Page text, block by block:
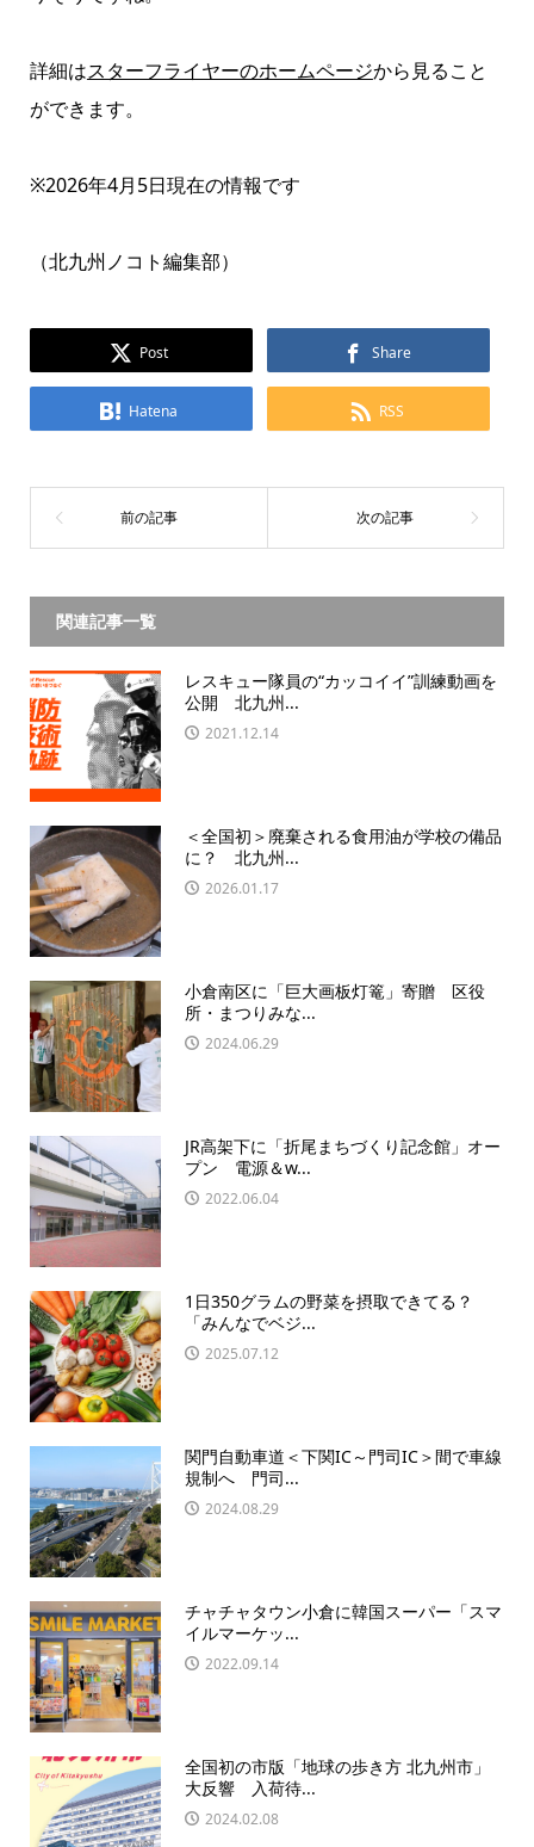
詳細はスターフライヤーのホームページから見ること
ができます。
※2026年4月5日現在の情報です
（北九州ノコト編集部）
Post Share
Hatena RSS
関連記事一覧
レスキュー隊員の“カッコイイ”訓練動画を
公開 北九州...
2021.12.14
＜全国初＞廃棄される食用油が学校の備品
に？ 北九州...
2026.01.17
小倉南区に「巨大画板灯篭」寄贈 区役
所・まつりみな...
2024.06.29
JR高架下に「折尾まちづくり記念館」オー
プン 電源＆w...
2022.06.04
1日350グラムの野菜を摂取できてる？
「みんなでベジ...
2025.07.12
関門自動車道＜下関IC～門司IC＞間で車線
規制へ 門司...
2024.08.29
チャチャタウン小倉に韓国スーパー「スマ
イルマーケッ...
2022.09.14
全国初の市版「地球の歩き方 北九州市」
大反響 入荷待...
2024.02.08